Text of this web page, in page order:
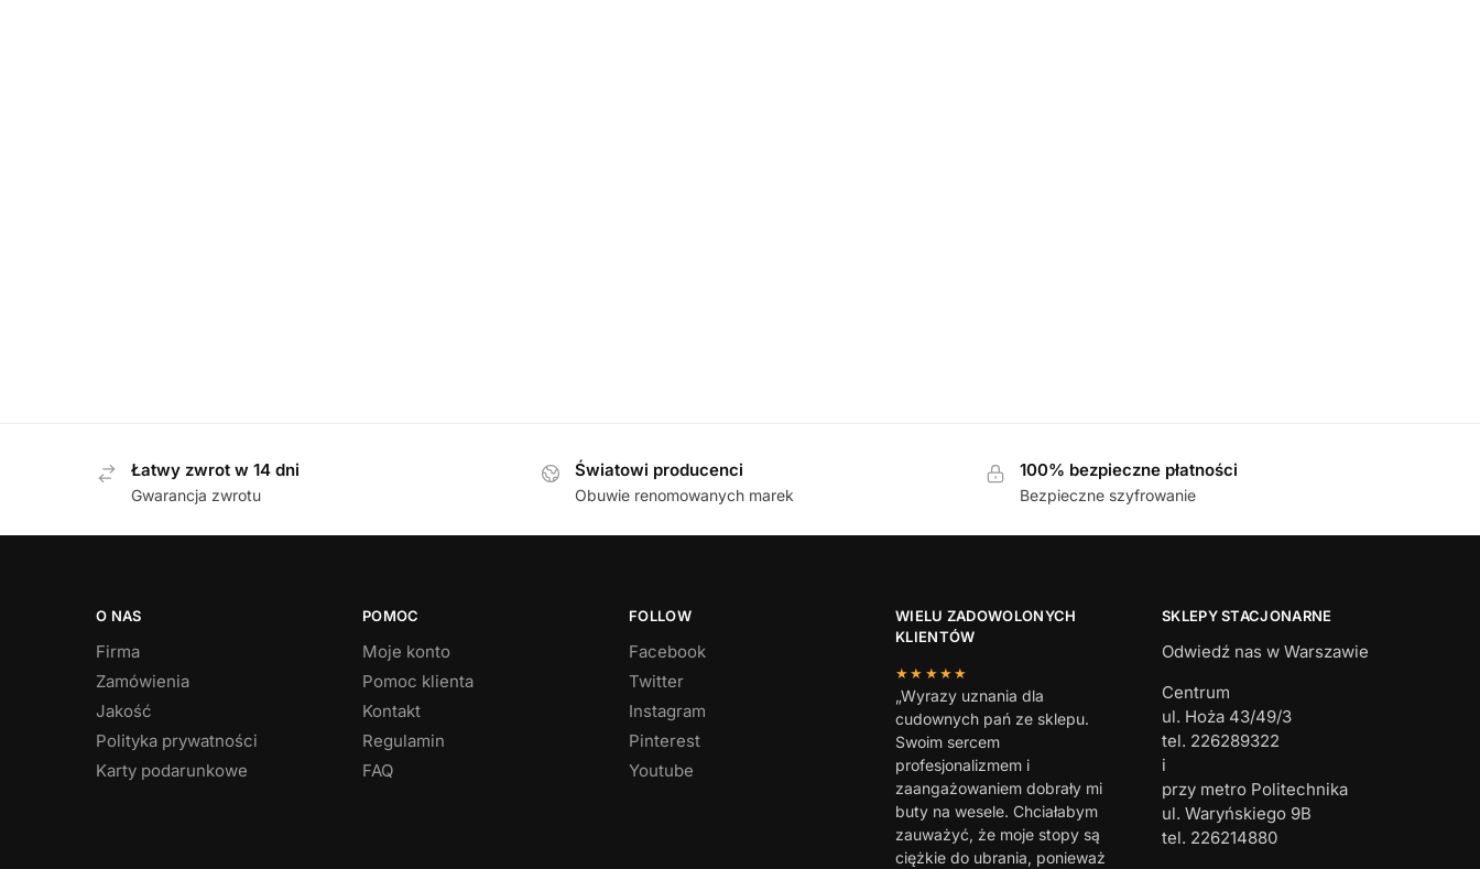
Łatwy zwrot w 14 dni
Gwarancja zwrotu
Światowi producenci
Obuwie renomowanych marek
100% bezpieczne płatności
Bezpieczne szyfrowanie
O NAS
Firma
Zamówienia
Jakość
Polityka prywatności
Karty podarunkowe
POMOC
Moje konto
Pomoc klienta
Kontakt
Regulamin
FAQ
FOLLOW
Facebook
Twitter
Instagram
Pinterest
Youtube
WIELU ZADOWOLONYCH
KLIENTÓW
★★★★★
„Wyrazy uznania dla
cudownych pań ze sklepu.
Swoim sercem
profesjonalizmem i
zaangażowaniem dobrały mi
buty na wesele. Chciałabym
zauważyć, że moje stopy są
ciężkie do ubrania, ponieważ
SKLEPY STACJONARNE
Odwiedź nas w Warszawie
Centrum
ul. Hoża 43/49/3
tel. 226289322
i
przy metro Politechnika
ul. Waryńskiego 9B
tel. 226214880